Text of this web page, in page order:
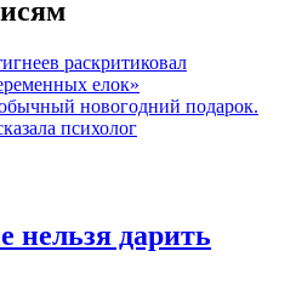
раскритиковал
елок»
новогодний подарок.
психолог
дарить